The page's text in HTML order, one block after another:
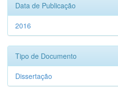
Data de Publicação
2016
Tipo de Documento
Dissertação